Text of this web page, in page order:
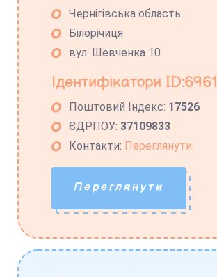
Чернігівська область
Білорічиця
вул. Шевченка 10
Ідентифікатори ID:6961
Поштовий Індекс: 17526
ЄДРПОУ: 37109833
Контакти: Переглянути
Переглянути